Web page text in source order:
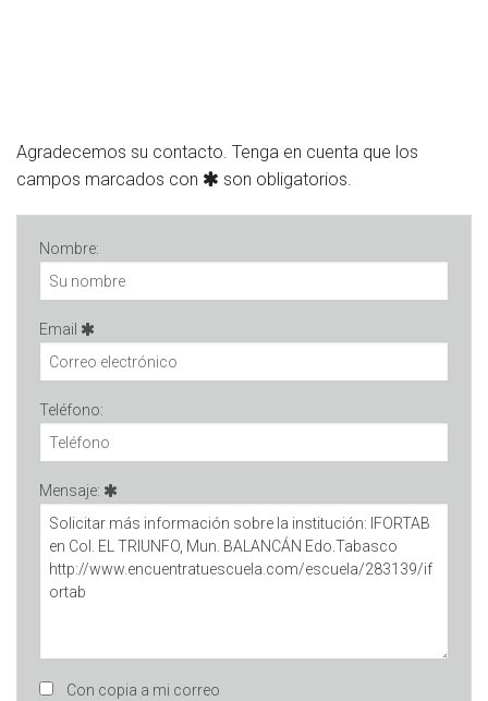
Agradecemos su contacto. Tenga en cuenta que los
campos marcados con
son obligatorios.
Nombre:
Email
Teléfono:
Mensaje:
Con copia a mi correo